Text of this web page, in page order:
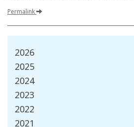
Permalink
2026
2025
2024
2023
2022
2021